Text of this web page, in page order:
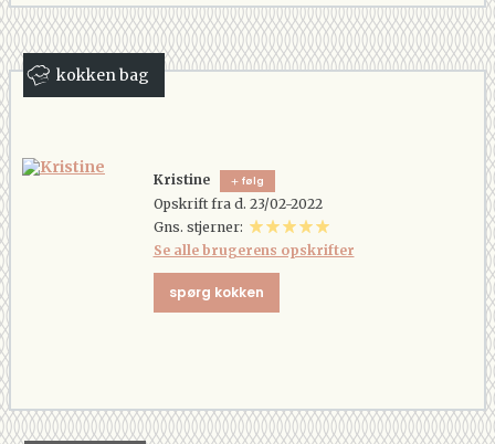
kokken bag
Kristine følg
Opskrift fra d. 23/02-2022
Gns. stjerner:
Se alle brugerens opskrifter
spørg kokken